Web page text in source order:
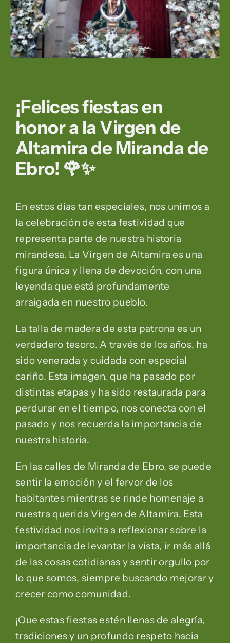
¡Felices fiestas en
honor a la Virgen de
Altamira de Miranda de
Ebro! 🌹✨
En estos días tan especiales, nos unimos a
la celebración de esta festividad que
representa parte de nuestra historia
mirandesa. La Virgen de Altamira es una
figura única y llena de devoción, con una
leyenda que está profundamente
arraigada en nuestro pueblo.
La talla de madera de esta patrona es un
verdadero tesoro. A través de los años, ha
sido venerada y cuidada con especial
cariño. Esta imagen, que ha pasado por
distintas etapas y ha sido restaurada para
perdurar en el tiempo, nos conecta con el
pasado y nos recuerda la importancia de
nuestra historia.
En las calles de Miranda de Ebro, se puede
sentir la emoción y el fervor de los
habitantes mientras se rinde homenaje a
nuestra querida Virgen de Altamira. Esta
festividad nos invita a reflexionar sobre la
importancia de levantar la vista, ir más allá
de las cosas cotidianas y sentir orgullo por
lo que somos, siempre buscando mejorar y
crecer como comunidad.
¡Que estas fiestas estén llenas de alegría,
tradiciones y un profundo respeto hacia